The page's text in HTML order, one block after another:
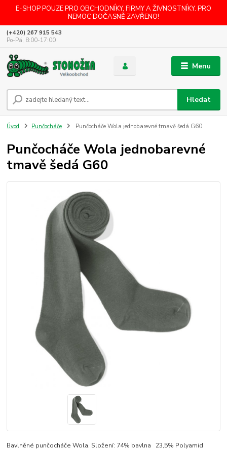
E-SHOP POUZE PRO OBCHODNÍKY, FIRMY A ŽIVNOSTNÍKY. PRO
NEMOC DOČASNĚ ZAVŘENO!
Menu
Hledat
(+420) 267 915 543
Po-Pá, 8:00-17:00
Úvod Punčocháče Punčocháče Wola jednobarevné tmavě šedá G60
Punčocháče Wola jednobarevné
tmavě šedá G60
Bavlněné punčocháče Wola. Složení: 74% bavlna 23,5% Polyamid